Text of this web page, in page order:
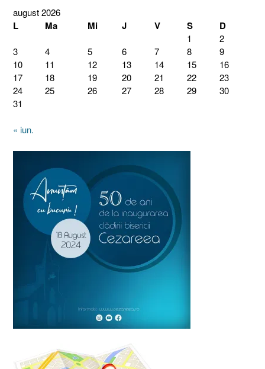
august 2026
L Ma Mi J V S D
1
2
3
4 5 6 7 8
9
10
11 12 13 14 15
16
17
18 19 20 21 22
23
24
25 26 27 28 29
30
31
« iun.